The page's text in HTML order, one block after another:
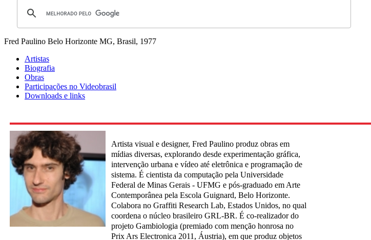
Fred Paulino Belo Horizonte MG, Brasil, 1977
Artistas
Biografia
Obras
Participações no Videobrasil
Downloads e links
Artista visual e designer, Fred Paulino produz obras em
mídias diversas, explorando desde experimentação gráfica,
intervenção urbana e vídeo até eletrônica e programação de
sistema. É cientista da computação pela Universidade
Federal de Minas Gerais - UFMG e pós-graduado em Arte
Contemporânea pela Escola Guignard, Belo Horizonte.
Colabora no Graffiti Research Lab, Estados Unidos, no qual
coordena o núcleo brasileiro GRL-BR. É co-realizador do
projeto Gambiologia (premiado com menção honrosa no
Prix Ars Electronica 2011, Áustria), em que produz objetos